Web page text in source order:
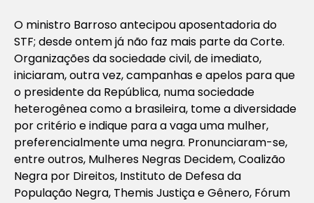
O ministro Barroso antecipou aposentadoria do
STF; desde ontem já não faz mais parte da Corte.
Organizações da sociedade civil, de imediato,
iniciaram, outra vez, campanhas e apelos para que
o presidente da República, numa sociedade
heterogênea como a brasileira, tome a diversidade
por critério e indique para a vaga uma mulher,
preferencialmente uma negra. Pronunciaram-se,
entre outros, Mulheres Negras Decidem, Coalizão
Negra por Direitos, Instituto de Defesa da
População Negra, Themis Justiça e Gênero, Fórum